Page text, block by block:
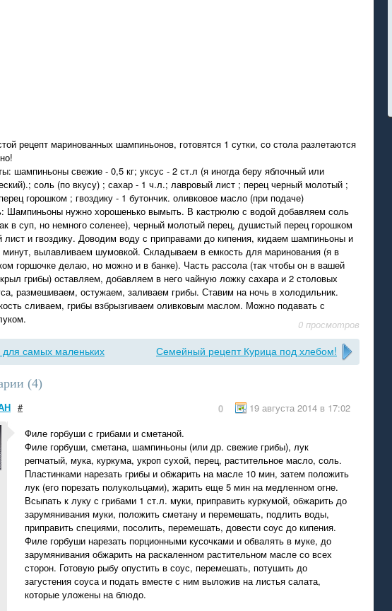
рецепт маринованных шампиньонов, готовятся 1 сутки, со стола разлетаются
шампиньоны свежие - 0,5 кг; уксус - 2 ст.л (я иногда беру яблочный или
соль (по вкусу) ; сахар - 1 ч.л.; лавровый лист ; перец черный молотый ;
горошком ; гвоздику - 1 бутончик. оливковое масло (при подаче)
Шампиньоны нужно хорошенько вымыть. В кастрюлю с водой добавляем соль
в суп, но немного соленее), черный молотый перец, душистый перец горошком
лист и гвоздику. Доводим воду с приправами до кипения, кидаем шампиньоны и
вылавливаем шумовкой. Складываем в емкость для маринования (я в
горшочке делаю, но можно и в банке). Часть рассола (так чтобы он в вашей
грибы) оставляем, добавляем в него чайную ложку сахара и 2 столовых
размешиваем, остужаем, заливаем грибы. Ставим на ночь в холодильник.
сливаем, грибы взбрызгиваем оливковым маслом. Можно подавать с
0 просмотров
самых маленьких Семейный рецепт Курица под хлебом!
(4)
# 19 августа 2014 в 17:02
0
Филе горбуши с грибами и сметаной.
Филе горбуши, сметана, шампиньоны (или др. свежие грибы), лук
репчатый, мука, куркума, укроп сухой, перец, растительное масло, соль.
Пластинками нарезать грибы и обжарить на масле 10 мин, затем положить
лук (его порезать полукольцами), жарить еще 5 мин на медленном огне.
Всыпать к луку с грибами 1 ст.л. муки, приправить куркумой, обжарить до
зарумянивания муки, положить сметану и перемешать, подлить воды,
приправить специями, посолить, перемешать, довести соус до кипения.
Филе горбуши нарезать порционными кусочками и обвалять в муке, до
зарумянивания обжарить на раскаленном растительном масле со всех
сторон. Готовую рыбу опустить в соус, перемешать, потушить до
загустения соуса и подать вместе с ним выложив на листья салата,
которые уложены на блюдо.